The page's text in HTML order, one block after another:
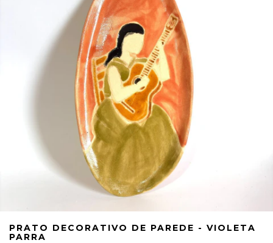
PRATO DECORATIVO DE PAREDE - VIOLETA
PARRA